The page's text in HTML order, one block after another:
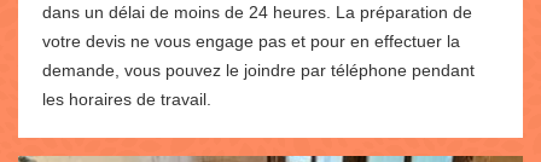
dans un délai de moins de 24 heures. La préparation de
votre devis ne vous engage pas et pour en effectuer la
demande, vous pouvez le joindre par téléphone pendant
les horaires de travail.